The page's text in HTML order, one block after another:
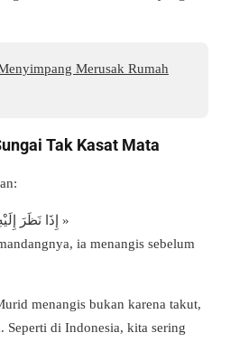
Merusak Rumah
Tak Kasat Mata
« إِذَا نَظَرَ إِلَيْهِ الْمُرِيدُ بَكَى قَبْلَ أَنْ يَتَكَلَّمَ »
ia menangis sebelum
menangis bukan karena takut,
Seperti di Indonesia, kita sering